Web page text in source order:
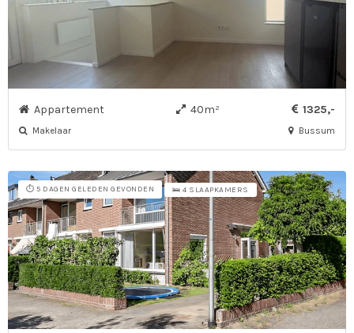
Appartement 40m² 1325,-
Makelaar Bussum
⏱️ 5 DAGEN GELEDEN GEVONDEN 🛌 4 SLAAPKAMERS